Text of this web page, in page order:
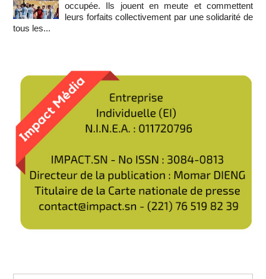
occupée. Ils jouent en meute et commettent
leurs forfaits collectivement par une solidarité de
tous les...